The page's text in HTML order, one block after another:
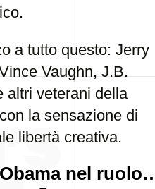
a tutto questo: Jerry
Vaughn, J.B.
altri veterani della
la sensazione di
libertà creativa.
nel